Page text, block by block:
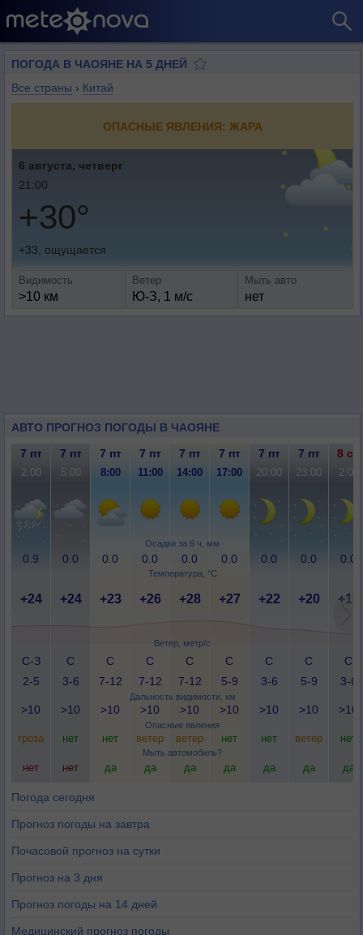
ПОГОДА В ЧАОЯНЕ НА 5 ДНЕЙ
Все страны › Китай
ОПАСНЫЕ ЯВЛЕНИЯ: ЖАРА
6 августа, четверг
21:00
+30°
+33, ощущается
Видимость
>10 км
Ветер
Ю-З, 1 м/с
Мыть авто
нет
АВТО ПРОГНОЗ ПОГОДЫ В ЧАОЯНЕ
Осадки за 6 ч, мм
Температура, °C
Ветер, метр/с
Дальность видимости, км
Опасные явления
Мыть автомобиль?
7 пт 7 пт 7 пт 7 пт 7 пт 7 пт 7 пт 7 пт 8 сб
2:00 5:00 8:00 11:00 14:00 17:00 20:00 23:00 2:00
0.9 0.0 0.0 0.0 0.0 0.0 0.0 0.0 0.0
+24 +24 +23 +26 +28 +27 +22 +20 +17
С-З
2-5
С
3-6
С
7-12
С
7-12
С
7-12
С
5-9
С
3-6
С
5-9
С
3-6
>10 >10 >10 >10 >10 >10 >10 >10 >10
гроза нет нет ветер ветер нет нет ветер нет
нет нет да да да да да да да
Погода сегодня
Прогноз погоды на завтра
Почасовой прогноз на сутки
Прогноз на 3 дня
Прогноз погоды на 14 дней
Медицинский прогноз погоды